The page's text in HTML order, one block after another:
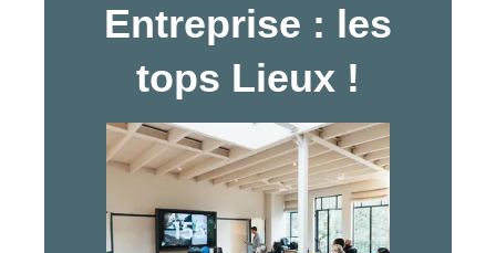
Entreprise : les
tops Lieux !